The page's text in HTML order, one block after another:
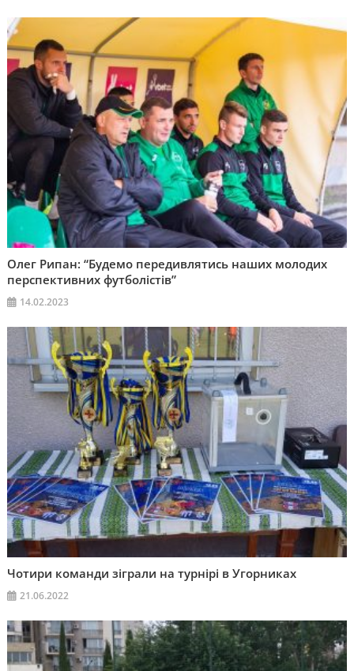
Олег Рипан: “Будемо передивлятись наших молодих
перспективних футболістів”
14.02.2023
Чотири команди зіграли на турнірі в Угорниках
21.06.2022